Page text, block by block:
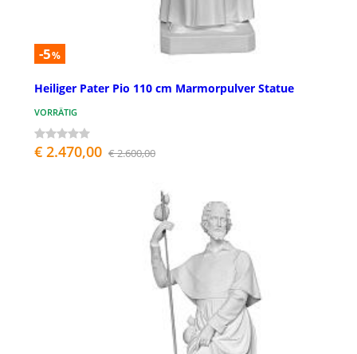
-5%
Heiliger Pater Pio 110 cm Marmorpulver Statue
VORRÄTIG
€ 2.470,00 € 2.600,00